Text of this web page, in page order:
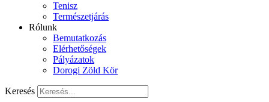
Tenisz
Természetjárás
Rólunk
Bemutatkozás
Elérhetőségek
Pályázatok
Dorogi Zöld Kör
Keresés